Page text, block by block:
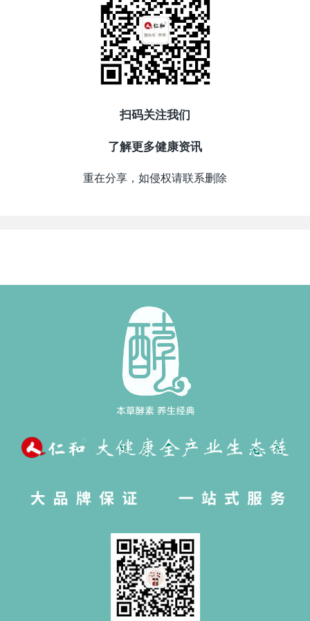
扫码关注我们
了解更多健康资讯
重在分享，如侵权请联系删除